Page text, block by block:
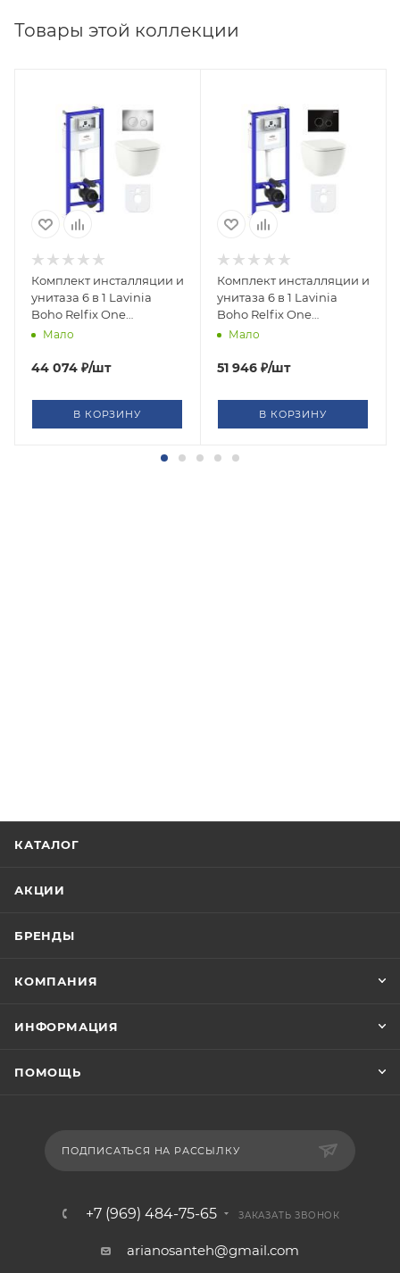
Товары этой коллекции
Комплект инсталляции и
унитаза 6 в 1 Lavinia
Boho Relfix One
Compacto 77040066
Мало
44 074 ₽/шт
В КОРЗИНУ
Комплект инсталляции и
унитаза 6 в 1 Lavinia
Boho Relfix One
Compacto 77040072
Мало
51 946 ₽/шт
В КОРЗИНУ
КАТАЛОГ
АКЦИИ
БРЕНДЫ
КОМПАНИЯ
ИНФОРМАЦИЯ
ПОМОЩЬ
ПОДПИСАТЬСЯ НА РАССЫЛКУ
+7 (969) 484-75-65 ЗАКАЗАТЬ ЗВОНОК
arianosanteh@gmail.com